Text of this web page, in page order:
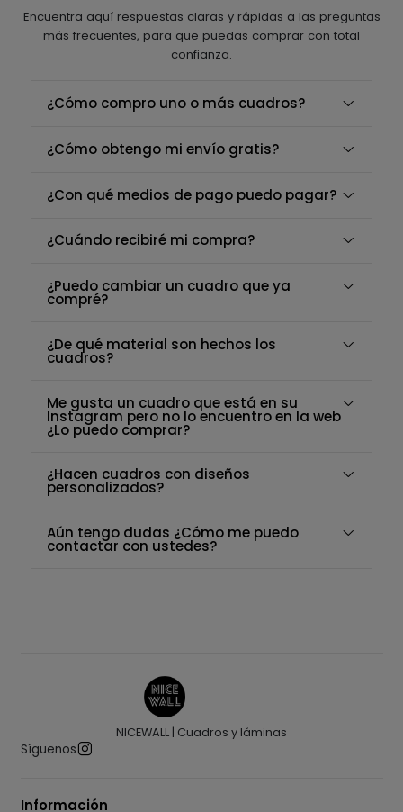
Encuentra aquí respuestas claras y rápidas a las preguntas
más frecuentes, para que puedas comprar con total
confianza.
¿Cómo compro uno o más cuadros?
¿Cómo obtengo mi envío gratis?
¿Con qué medios de pago puedo pagar?
¿Cuándo recibiré mi compra?
¿Puedo cambiar un cuadro que ya
compré?
¿De qué material son hechos los
cuadros?
Me gusta un cuadro que está en su
Instagram pero no lo encuentro en la web
¿Lo puedo comprar?
¿Hacen cuadros con diseños
personalizados?
Aún tengo dudas ¿Cómo me puedo
contactar con ustedes?
NICEWALL | Cuadros y láminas
Síguenos
Información